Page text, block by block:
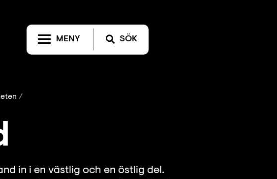
MENY SÖK
in i en västlig och en östlig del.